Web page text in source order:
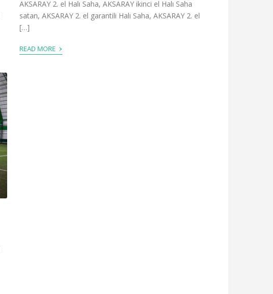
AKSARAY 2. el Halı Saha, AKSARAY ikinci el Halı Saha
satan, AKSARAY 2. el garantili Halı Saha, AKSARAY 2. el
[…]
READ MORE ›